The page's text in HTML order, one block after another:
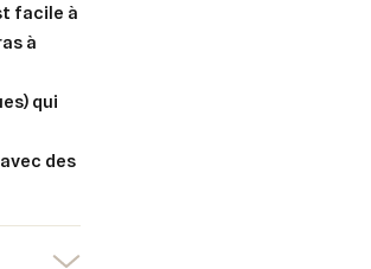
facile à
à
qui
des
liste
une liste d'envies
pour ajouter des produits à votre liste d'envies.